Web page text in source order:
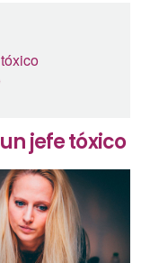
jefe tóxico